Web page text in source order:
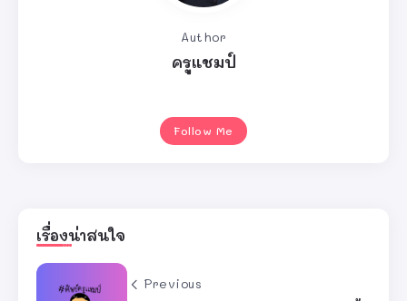
Author
ครูแชมป์
Follow Me
เรื่องน่าสนใจ
Previous